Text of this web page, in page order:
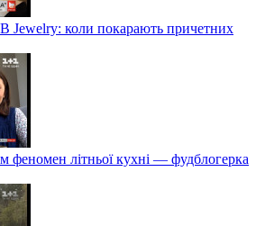
Jewelry: коли покарають причетних
феномен літньої кухні — фудблогерка